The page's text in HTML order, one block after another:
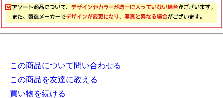
この商品について問い合わせる
この商品を友達に教える
買い物を続ける